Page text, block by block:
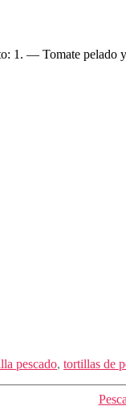
1. — Tomate
pescado, tortillas de